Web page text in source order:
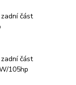
část
část
105hp